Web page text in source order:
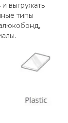
выгружать
типы